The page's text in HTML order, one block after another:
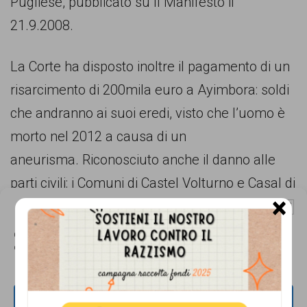
Gestisci Consenso Cookie
Questo sito fa uso di cookie, anche di terze parti, ma non utilizza alcun cookie
di profilazione.
ACCETTA
21.9.2008.
La Corte ha disposto inoltre il pagamento di un
risarcimento di 200mila euro a Ayimbora: soldi
che andranno ai suoi eredi, visto che l’uomo è
morto nel 2012 a causa di un
aneurisma. Riconosciuto anche il danno alle
parti civili: i Comuni di Castel Volturno e Casal di
Principe, il centro sociale di Caserta Ex
Canapificio e l’Associazione Mò Basta.
L’Ex Canapificio ha espresso soddisfazione per
la sentenza, lamentando però la mancanza di
×